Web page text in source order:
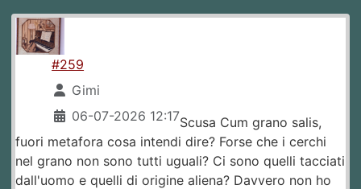
#259
Gimi
06-07-2026 12:17Scusa Cum grano salis,
fuori metafora cosa intendi dire? Forse che i cerchi
nel grano non sono tutti uguali? Ci sono quelli tacciati
dall'uomo e quelli di origine aliena? Davvero non ho